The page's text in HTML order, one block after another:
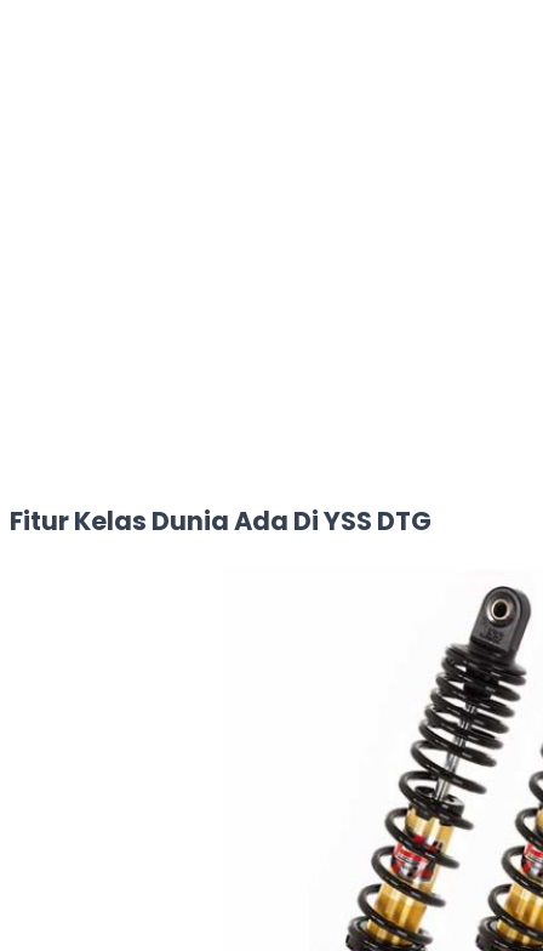
Fitur Kelas Dunia Ada Di YSS DTG